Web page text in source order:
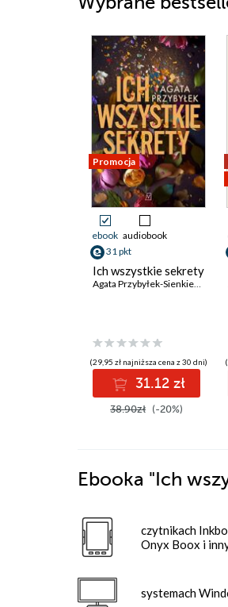
Promocja
ebook audiobook
31 pkt
Ich wszystkie sekrety
Agata Przybyłek-Sienkiewicz
(29,95 zł najniższa cena z 30 dni)
31.12 zł
38.90zł (-20%)
Ebooka "Ich
czytnikach
Onyx Boox i
systemach